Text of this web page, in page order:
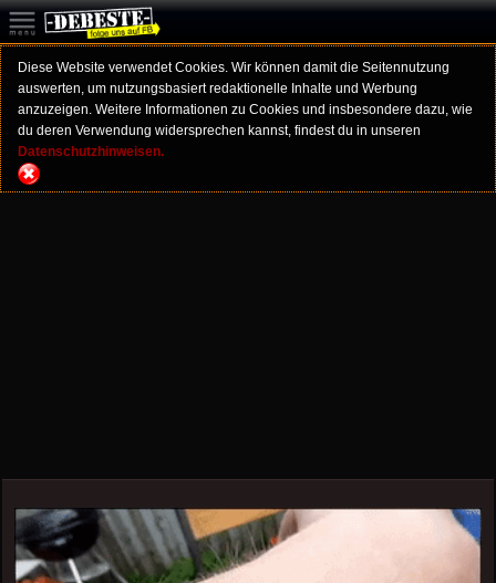
Diese Website verwendet Cookies. Wir können damit die Seitennutzung
auswerten, um nutzungsbasiert redaktionelle Inhalte und Werbung
anzuzeigen. Weitere Informationen zu Cookies und insbesondere dazu, wie
du deren Verwendung widersprechen kannst, findest du in unseren
Datenschutzhinweisen.